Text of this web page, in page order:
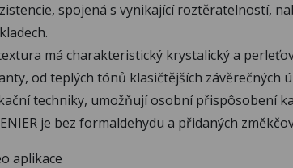
spojená s vynikající roztěratelností,
má charakteristický krystalický a
od teplých tónů klasičtějších závěrečných
techniky, umožňují osobní přispôsobení
je bez formaldehydu a přidaných
aplikace